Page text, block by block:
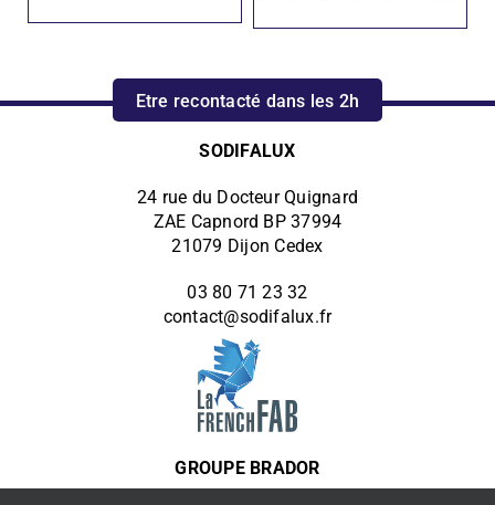
Etre recontacté dans les 2h
SODIFALUX
24 rue du Docteur Quignard
ZAE Capnord BP 37994
21079 Dijon Cedex
03 80 71 23 32
contact@sodifalux.fr
GROUPE BRADOR